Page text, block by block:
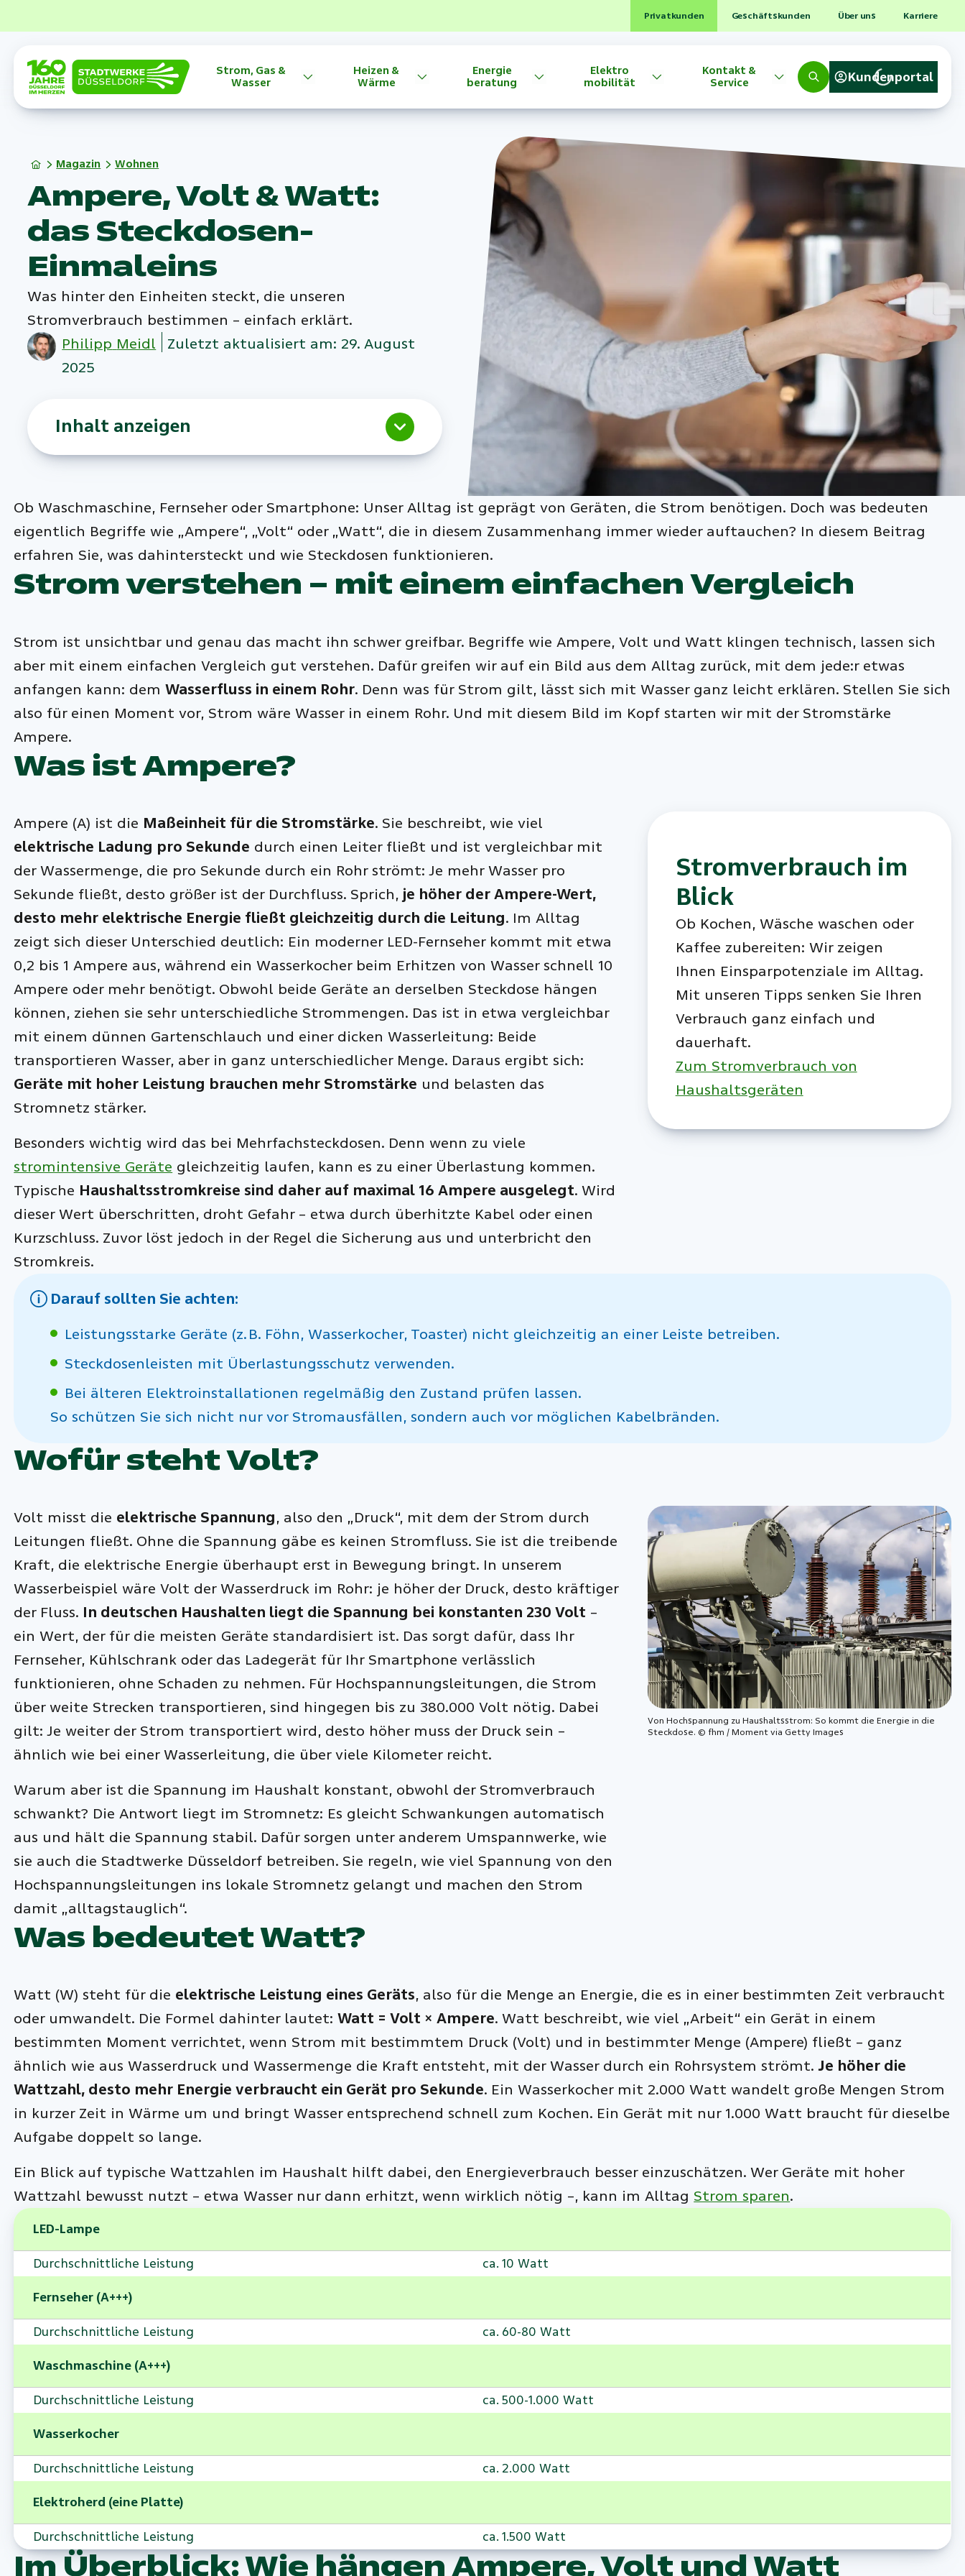
Privatkunden Geschäftskunden Über uns Karriere
Strom, Gas &
Wasser
Heizen &
Wärme
Energie
beratung
Elektro
mobilität
Kontakt &
Service
Kundenportal
Magazin Wohnen
Ampere, Volt & Watt:
das Steckdosen-
Einmaleins
Was hinter den Einheiten steckt, die unseren
Stromverbrauch bestimmen – einfach erklärt.
Philipp Meidl
Zuletzt aktualisiert am: 29. August
2025
Inhalt anzeigen
Ob Waschmaschine, Fernseher oder Smartphone: Unser Alltag ist geprägt von Geräten, die Strom benötigen. Doch was bedeuten
eigentlich Begriffe wie „Ampere“, „Volt“ oder „Watt“, die in diesem Zusammenhang immer wieder auftauchen? In diesem Beitrag
erfahren Sie, was dahintersteckt und wie Steckdosen funktionieren.
Strom verstehen – mit einem einfachen Vergleich
Strom ist unsichtbar und genau das macht ihn schwer greifbar. Begriffe wie Ampere, Volt und Watt klingen technisch, lassen sich
aber mit einem einfachen Vergleich gut verstehen. Dafür greifen wir auf ein Bild aus dem Alltag zurück, mit dem jede:r etwas
anfangen kann: demWasserfluss in einem Rohr. Denn was für Strom gilt, lässt sich mit Wasser ganz leicht erklären. Stellen Sie sich
also für einen Moment vor, Strom wäre Wasser in einem Rohr. Und mit diesem Bild im Kopf starten wir mit der Stromstärke
Ampere.
Was ist Ampere?
Ampere (A) ist die Maßeinheit für die Stromstärke. Sie beschreibt, wie viel
elektrische Ladung pro Sekunde durch einen Leiter fließt und ist vergleichbar mit
der Wassermenge, die pro Sekunde durch ein Rohr strömt: Je mehr Wasser pro
Sekunde fließt, desto größer ist der Durchfluss. Sprich, je höher der Ampere-Wert,
desto mehr elektrische Energie fließt gleichzeitig durch die Leitung. Im Alltag
zeigt sich dieser Unterschied deutlich: Ein moderner LED-Fernseher kommt mit etwa
0,2 bis 1 Ampere aus, während ein Wasserkocher beim Erhitzen von Wasser schnell 10
Ampere oder mehr benötigt. Obwohl beide Geräte an derselben Steckdose hängen
können, ziehen sie sehr unterschiedliche Strommengen. Das ist in etwa vergleichbar
mit einem dünnen Gartenschlauch und einer dicken Wasserleitung: Beide
transportieren Wasser, aber in ganz unterschiedlicher Menge. Daraus ergibt sich:
Geräte mit hoher Leistung brauchen mehr Stromstärke und belasten das
Stromnetz stärker.
Besonders wichtig wird das bei Mehrfachsteckdosen. Denn wenn zu viele
stromintensive Geräte gleichzeitig laufen, kann es zu einer Überlastung kommen.
Typische Haushaltsstromkreise sind daher auf maximal 16 Ampere ausgelegt. Wird
dieser Wert überschritten, droht Gefahr – etwa durch überhitzte Kabel oder einen
Kurzschluss. Zuvor löst jedoch in der Regel die Sicherung aus und unterbricht den
Stromkreis.
Stromverbrauch im
Blick
Ob Kochen, Wäsche waschen oder
Kaffee zubereiten: Wir zeigen
Ihnen Einsparpotenziale im Alltag.
Mit unseren Tipps senken Sie Ihren
Verbrauch ganz einfach und
dauerhaft.
Zum Stromverbrauch von
Haushaltsgeräten
Darauf sollten Sie achten:
Leistungsstarke Geräte (z. B. Föhn, Wasserkocher, Toaster) nicht gleichzeitig an einer Leiste betreiben.
Steckdosenleisten mit Überlastungsschutz verwenden.
Bei älteren Elektroinstallationen regelmäßig den Zustand prüfen lassen.
So schützen Sie sich nicht nur vor Stromausfällen, sondern auch vor möglichen Kabelbränden.
Wofür steht Volt?
Volt misst die elektrische Spannung, also den „Druck“, mit dem der Strom durch
Leitungen fließt. Ohne die Spannung gäbe es keinen Stromfluss. Sie ist die treibende
Kraft, die elektrische Energie überhaupt erst in Bewegung bringt. In unserem
Wasserbeispiel wäre Volt der Wasserdruck im Rohr: je höher der Druck, desto kräftiger
der Fluss. In deutschen Haushalten liegt die Spannung bei konstanten 230 Volt –
ein Wert, der für die meisten Geräte standardisiert ist. Das sorgt dafür, dass Ihr
Fernseher, Kühlschrank oder das Ladegerät für Ihr Smartphone verlässlich
funktionieren, ohne Schaden zu nehmen. Für Hochspannungsleitungen, die Strom
über weite Strecken transportieren, sind hingegen bis zu 380.000 Volt nötig. Dabei
gilt: Je weiter der Strom transportiert wird, desto höher muss der Druck sein –
ähnlich wie bei einer Wasserleitung, die über viele Kilometer reicht.
Warum aber ist die Spannung im Haushalt konstant, obwohl der Stromverbrauch
schwankt? Die Antwort liegt im Stromnetz: Es gleicht Schwankungen automatisch
aus und hält die Spannung stabil. Dafür sorgen unter anderem Umspannwerke, wie
sie auch die Stadtwerke Düsseldorf betreiben. Sie regeln, wie viel Spannung von den
Hochspannungsleitungen ins lokale Stromnetz gelangt und machen den Strom
damit „alltagstauglich“.
Von Hochspannung zu Haushaltsstrom: So kommt die Energie in die
Steckdose. © fhm / Moment via Getty Images
Was bedeutet Watt?
Watt (W) steht für die elektrische Leistung eines Geräts, also für die Menge an Energie, die es in einer bestimmten Zeit verbraucht
oder umwandelt. Die Formel dahinter lautet:Watt = Volt × Ampere. Watt beschreibt, wie viel „Arbeit“ ein Gerät in einem
bestimmten Moment verrichtet, wenn Strom mit bestimmtem Druck (Volt) und in bestimmter Menge (Ampere) fließt – ganz
ähnlich wie aus Wasserdruck und Wassermenge die Kraft entsteht, mit der Wasser durch ein Rohrsystem strömt.Je höher die
Wattzahl, desto mehr Energie verbraucht ein Gerät pro Sekunde. Ein Wasserkocher mit 2.000 Watt wandelt große Mengen Strom
in kurzer Zeit in Wärme um und bringt Wasser entsprechend schnell zum Kochen. Ein Gerät mit nur 1.000 Watt braucht für dieselbe
Aufgabe doppelt so lange.
Ein Blick auf typische Wattzahlen im Haushalt hilft dabei, den Energieverbrauch besser einzuschätzen. Wer Geräte mit hoher
Wattzahl bewusst nutzt – etwa Wasser nur dann erhitzt, wenn wirklich nötig –, kann im Alltag Strom sparen.
LED-Lampe
Durchschnittliche Leistung ca. 10 Watt
Fernseher (A+++)
Durchschnittliche Leistung ca. 60-80 Watt
Waschmaschine (A+++)
Durchschnittliche Leistung ca. 500-1.000 Watt
Wasserkocher
Durchschnittliche Leistung ca. 2.000 Watt
Elektroherd (eine Platte)
Durchschnittliche Leistung ca. 1.500 Watt
Im Überblick: Wie hängen Ampere, Volt und Watt